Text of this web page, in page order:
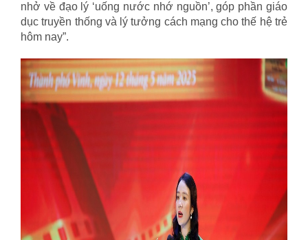
nhở về đạo lý ‘uống nước nhớ nguồn’, góp phần giáo
dục truyền thống và lý tưởng cách mạng cho thế hệ trẻ
hôm nay”.